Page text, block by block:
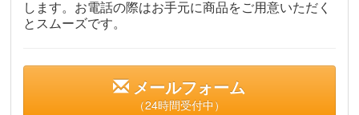
します。お電話の際はお手元に商品をご用意いただく
とスムーズです。
メールフォーム
（24時間受付中）